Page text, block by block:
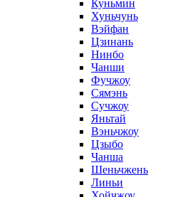
Куньмин
Хуньчунь
Вэйфан
Цзинань
Нинбо
Чанши
Фучжоу
Сямэнь
Сучжоу
Яньтай
Вэньчжоу
Цзыбо
Чанша
Шеньчжень
Линьи